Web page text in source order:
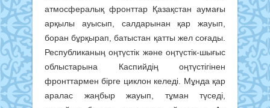
атмосфералық фронттар Қазақстан аумағы
арқылы ауысып, салдарынан қар жауып,
боран бұрқырап, батыстан қатты жел соғады.
Республиканың оңтүстік және оңтүстік-шығыс
облыстарына Каспийдің оңтүстігінен
фронттармен бірге циклон келеді. Мұнда қар
аралас жаңбыр жауып, тұман түседі,